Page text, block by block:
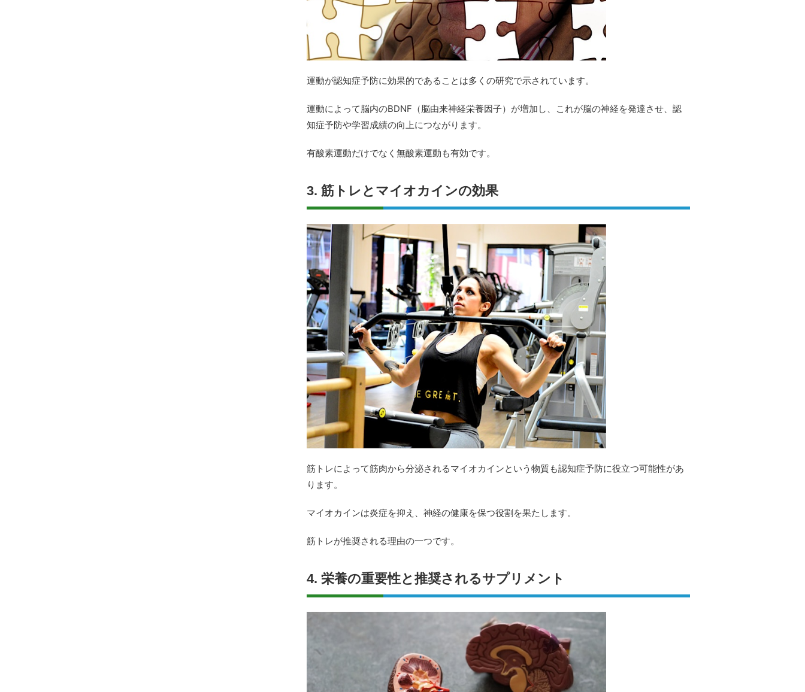
運動が認知症予防に効果的であることは多くの研究で示されています。
運動によって脳内のBDNF（脳由来神経栄養因子）が増加し、これが脳の神経を発達させ、認
知症予防や学習成績の向上につながります。
有酸素運動だけでなく無酸素運動も有効です。
3. 筋トレとマイオカインの効果
筋トレによって筋肉から分泌されるマイオカインという物質も認知症予防に役立つ可能性があ
ります。
マイオカインは炎症を抑え、神経の健康を保つ役割を果たします。
筋トレが推奨される理由の一つです。
4. 栄養の重要性と推奨されるサプリメント